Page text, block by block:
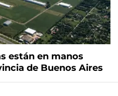
están en manos
de Buenos Aires